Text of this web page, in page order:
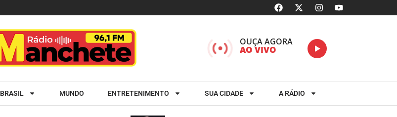
OUÇA AGORA
AO VIVO
BRASIL MUNDO ENTRETENIMENTO SUA CIDADE A RÁDIO